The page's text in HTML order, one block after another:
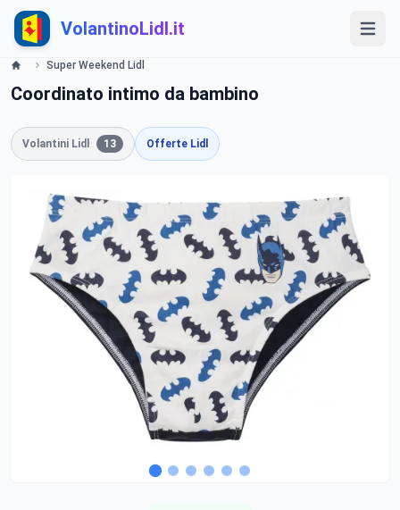
VolantinoLidl.it
Super Weekend Lidl
Coordinato intimo da bambino
Volantini Lidl 13 Offerte Lidl